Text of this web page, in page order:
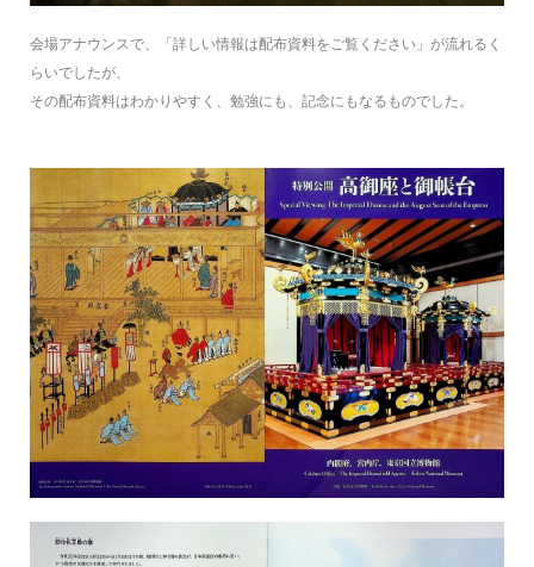
会場アナウンスで、「詳しい情報は配布資料をご覧ください」が流れるく
らいでしたが、
その配布資料はわかりやすく、勉強にも、記念にもなるものでした。